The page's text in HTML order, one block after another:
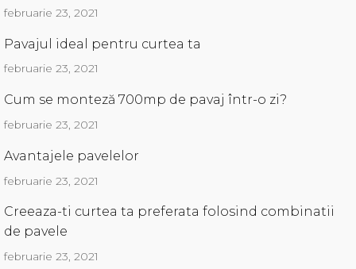
februarie 23, 2021
Pavajul ideal pentru curtea ta
februarie 23, 2021
Cum se monteză 700mp de pavaj într-o zi?
februarie 23, 2021
Avantajele pavelelor
februarie 23, 2021
Creeaza-ti curtea ta preferata folosind combinatii
de pavele
februarie 23, 2021